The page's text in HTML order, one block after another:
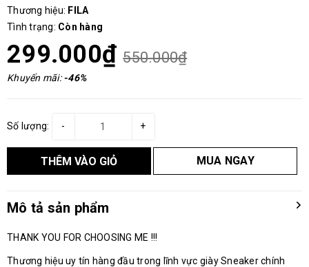
Thương hiệu: FILA
Tình trạng: Còn hàng
299.000₫ 550.000₫
Khuyến mãi:-46%
Số lượng: +
-
THÊM VÀO GIỎ MUA NGAY
Mô tả sản phẩm
THANK YOU FOR CHOOSING ME !!!
Thương hiệu uy tín hàng đầu trong lĩnh vực giày Sneaker chính